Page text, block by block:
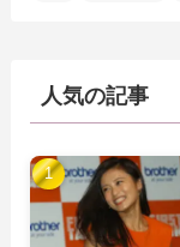
人気の記事